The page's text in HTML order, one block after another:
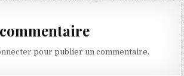
pour publier un commentaire.